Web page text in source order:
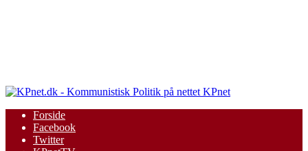
KPnet
Forside
Facebook
Twitter